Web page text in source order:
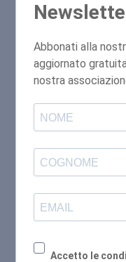
Abbonati alla
aggiornato
nostra
Accetto le